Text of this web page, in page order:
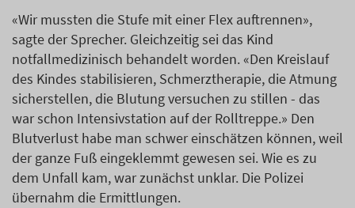
«Wir mussten die Stufe mit einer Flex auftrennen»,
sagte der Sprecher. Gleichzeitig sei das Kind
notfallmedizinisch behandelt worden. «Den Kreislauf
des Kindes stabilisieren, Schmerztherapie, die Atmung
sicherstellen, die Blutung versuchen zu stillen - das
war schon Intensivstation auf der Rolltreppe.» Den
Blutverlust habe man schwer einschätzen können, weil
der ganze Fuß eingeklemmt gewesen sei. Wie es zu
dem Unfall kam, war zunächst unklar. Die Polizei
übernahm die Ermittlungen.